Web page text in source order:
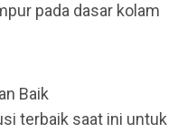
pada dasar kolam
Baik
terbaik saat ini untuk